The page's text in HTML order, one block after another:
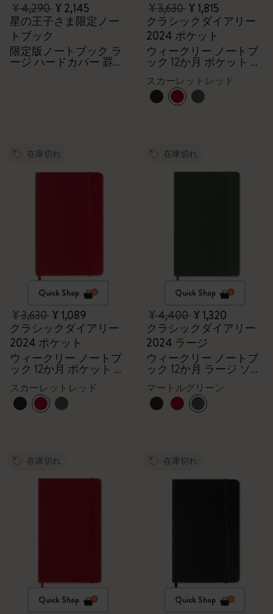
¥ 4,290¥ 2,145
星の王子さま限定ノー
トブック
限定版ノートブック ラ
ージ ハードカバー 罫線
¥ 3,630¥ 1,815
クラシックダイアリー
2024 ポケット
ウィークリー ノートブ
ック 12か月 ポケット ハ
ードカバー（スカーレ
ットレッド
スカーレットレッド
在庫切れ
Quick Shop
¥ 3,630¥ 1,089
クラシックダイアリー
2024 ポケット
ウィークリー ノートブ
ック 12か月 ポケット ソ
フトカバー（スカーレ
ットレッド）
スカーレットレッド
在庫切れ
Quick Shop
¥ 4,400¥ 1,320
クラシックダイアリー
2024 ラージ
ウィークリー ノートブ
ック 12か月 ラージ ソフ
トカバー（マートルグ
リーン）
マートルグリーン
在庫切れ
Quick Shop
在庫切れ
Quick Shop